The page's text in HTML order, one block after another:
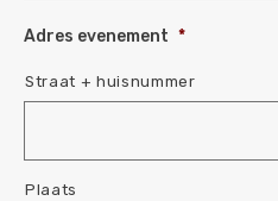
Adres evenement *
Straat + huisnummer
Plaats